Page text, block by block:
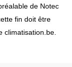
de Notec
fin doit être
climatisation.be.